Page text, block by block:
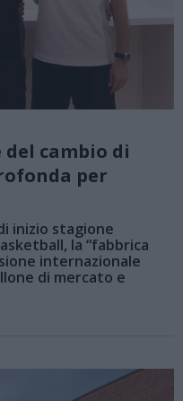
del cambio di
per
inizio stagione
la “fabbrica
internazionale
di mercato e